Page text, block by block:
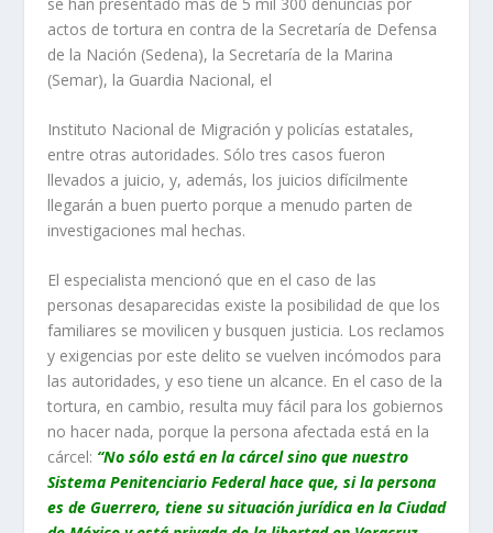
actos de tortura en contra de la Secretaría de Defensa
de la Nación (Sedena), la Secretaría de la Marina
(Semar), la Guardia Nacional, el
Instituto Nacional de Migración y policías estatales,
entre otras autoridades. Sólo tres casos fueron
llevados a juicio, y, además, los juicios difícilmente
llegarán a buen puerto porque a menudo parten de
investigaciones mal hechas.
El especialista mencionó que en el caso de las
personas desaparecidas existe la posibilidad de que los
familiares se movilicen y busquen justicia. Los reclamos
y exigencias por este delito se vuelven incómodos para
las autoridades, y eso tiene un alcance. En el caso de la
tortura, en cambio, resulta muy fácil para los gobiernos
no hacer nada, porque la persona afectada está en la
cárcel: “No sólo está en la cárcel sino que nuestro
Sistema Penitenciario Federal hace que, si la persona
es de Guerrero, tiene su situación jurídica en la Ciudad